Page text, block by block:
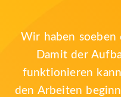
Wir haben soeben
Damit der
funktionieren
den Arbeiten